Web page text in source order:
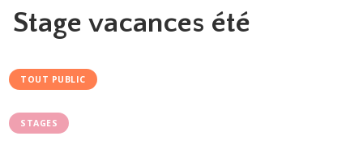
Stage vacances été
TOUT PUBLIC
STAGES